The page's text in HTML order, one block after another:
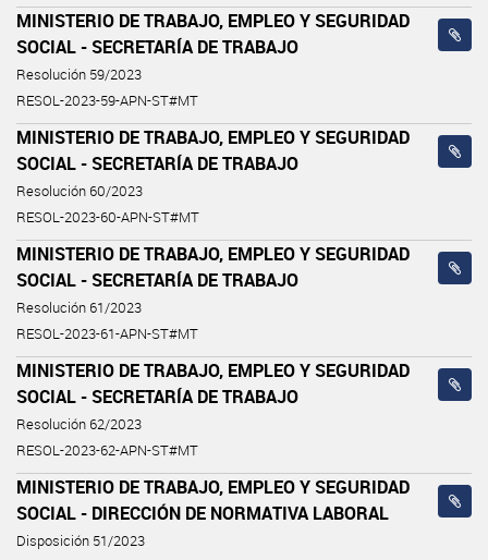
MINISTERIO DE TRABAJO, EMPLEO Y SEGURIDAD
SOCIAL - SECRETARÍA DE TRABAJO
Resolución 59/2023
RESOL-2023-59-APN-ST#MT
MINISTERIO DE TRABAJO, EMPLEO Y SEGURIDAD
SOCIAL - SECRETARÍA DE TRABAJO
Resolución 60/2023
RESOL-2023-60-APN-ST#MT
MINISTERIO DE TRABAJO, EMPLEO Y SEGURIDAD
SOCIAL - SECRETARÍA DE TRABAJO
Resolución 61/2023
RESOL-2023-61-APN-ST#MT
MINISTERIO DE TRABAJO, EMPLEO Y SEGURIDAD
SOCIAL - SECRETARÍA DE TRABAJO
Resolución 62/2023
RESOL-2023-62-APN-ST#MT
MINISTERIO DE TRABAJO, EMPLEO Y SEGURIDAD
SOCIAL - DIRECCIÓN DE NORMATIVA LABORAL
Disposición 51/2023